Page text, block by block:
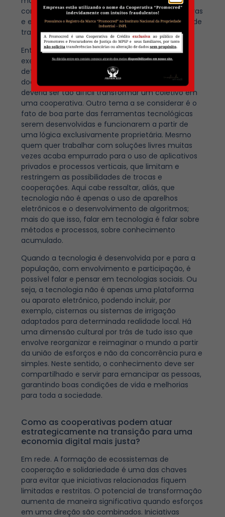
complicações incluem desde tributos até as regras
e exigências para formalizar iniciativas coletivas de
trabalho.
Entre os grupos que acompanhamos, como por
exemplo as Señoritas Courier, há relatos
detalhados sobre dificuldades com
documentação, procedimentos e taxas. Não
deveria ser tão difícil transformar um coletivo em
uma cooperativa. Outro tema a se considerar é o
fato de boa parte das ferramentas tecnológicas
serem desenvolvidas e funcionarem a partir de
uma lógica exclusivamente proprietária. Mesmo
quem quer trabalhar com soluções livres muitas
vezes acaba empurrado para o uso de aplicativos
privados e processos verticais, que limitam e
restringem as possibilidades de trocas e
cooperações. Aqui cabe ressaltar, aliás, que
tecnologia não é apenas o uso de aparelhos
eletrônicos e o desenvolvimento de algoritmos;
mais do que isso, falar em tecnologia é falar sobre
métodos e processos, sobre conhecimento
acumulado.
Quando a tecnologia é desenvolvida por e para a
população, com envolvimento e participação, é
possível falar e pensar em tecnologias sociais. Ou
seja, a tecnologia não é apenas uma plataforma
ou aparato eletrônico, podendo incluir, por
exemplo, cisternas ou sistemas de irrigação
adaptados para determinada realidade local. Há
uma dimensão cultural por trás de tudo isso que
envolve reorganizar e reimaginar o mundo a partir
da união de esforços e não da concorrência pura e
simples. Neste sentido, o conhecimento deve ser
compartilhado e servir para emancipar as pessoas,
garantindo boas condições de vida e melhorias
para toda a sociedade.
Como as cooperativas podem atuar
estrategicamente na transição para uma
economia digital mais justa?
Em rede. A formação de ecossistemas de
cooperação e solidariedade é uma das chaves
para evitar que iniciativas relacionadas fiquem
limitadas e restritas. O potencial de transformação
aumenta de maneira significativa quando esforços
em uma direção são combinados. Iniciativas